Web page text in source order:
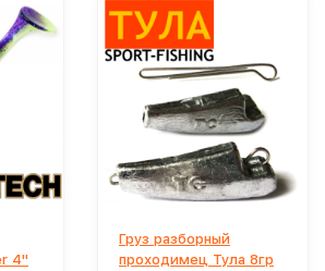
4"
Груз разборный
проходимец Тула 8гр